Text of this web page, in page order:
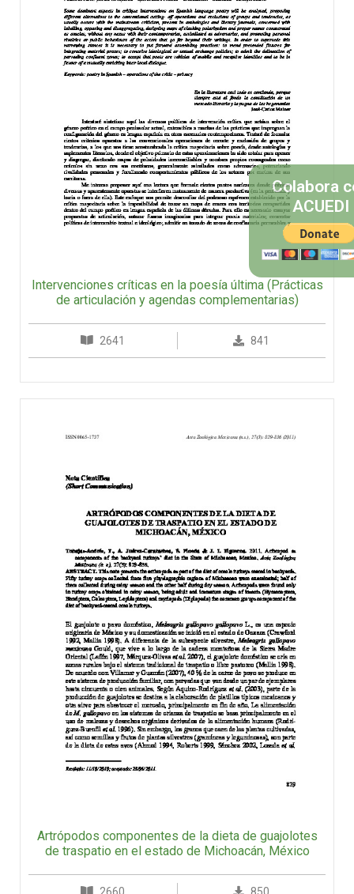
Intervenciones críticas en la poesía última (Prácticas
de articulación y agendas complementarias)
2641 841
Artrópodos componentes de la dieta de guajolotes
de traspatio en el estado de Michoacán, México
2660 850
Colabora
ACUEDI